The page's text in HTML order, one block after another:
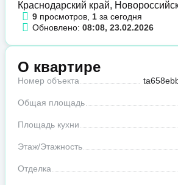
Краснодарский край,
9 просмотров, 1 за сегодня
Обновлено: 08:08, 23.02.2026
О квартире
Номер объекта
Общая площадь
Площадь кухни
Этаж/Этажность
Отделка